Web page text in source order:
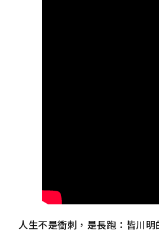
人生不是衝刺，是長跑：皆川